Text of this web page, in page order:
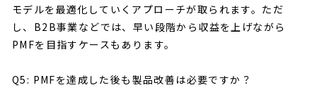
モデルを最適化していくアプローチが取られます。ただ
し、B2B事業などでは、早い段階から収益を上げながら
PMFを目指すケースもあります。
Q5: PMFを達成した後も製品改善は必要ですか？